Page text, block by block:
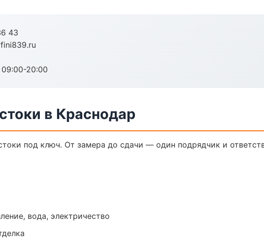
43
20:00
в Краснодар
под ключ. От замера до сдачи — один подрядчик и
вода, электричество